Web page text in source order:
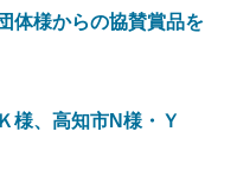
体様からの協賛賞品を
、高知市N様・Ｙ